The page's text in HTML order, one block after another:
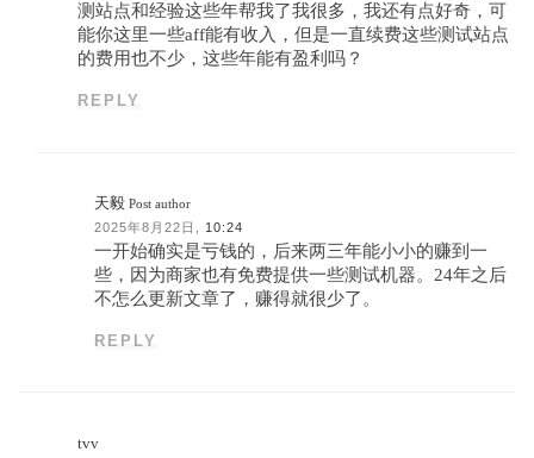
测站点和经验这些年帮我了我很多，我还有点好奇，可
能你这里一些aff能有收入，但是一直续费这些测试站点
的费用也不少，这些年能有盈利吗？
REPLY
天毅 Post author
2025年8月22日,
10:24
一开始确实是亏钱的，后来两三年能小小的赚到一
些，因为商家也有免费提供一些测试机器。24年之后
不怎么更新文章了，赚得就很少了。
REPLY
tvv